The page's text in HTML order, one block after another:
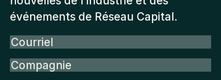
événements de Réseau Capital.
Courriel
Compagnie